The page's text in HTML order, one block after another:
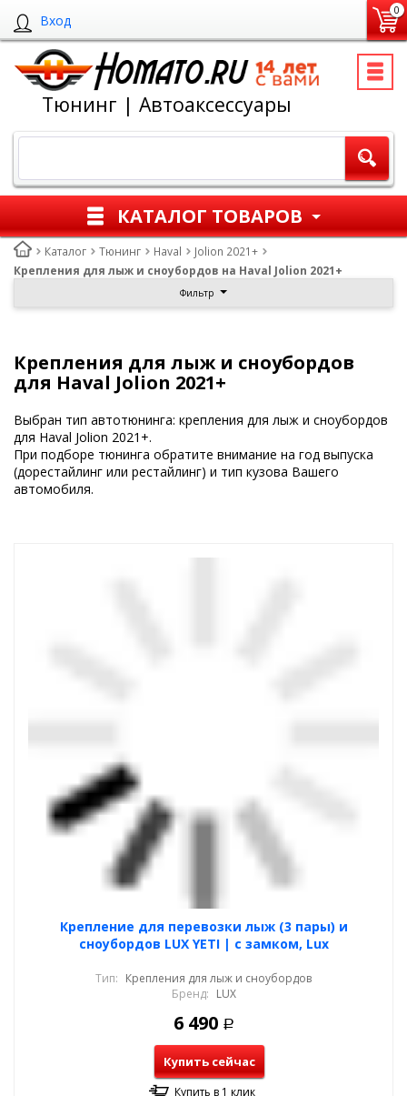
Вход
0
Тюнинг | Автоаксессуары
КАТАЛОГ ТОВАРОВ
Каталог Тюнинг Haval
Jolion 2021+
Крепления для лыж и сноубордов на Haval Jolion 2021+
Фильтр
Крепления для лыж и сноубордов
для Haval Jolion 2021+
Выбран тип автотюнинга: крепления для лыж и сноубордов
для Haval Jolion 2021+.
При подборе тюнинга обратите внимание на год выпуска
(дорестайлинг или рестайлинг) и тип кузова Вашего
автомобиля.
Крепление для перевозки лыж (3 пары) и
сноубордов LUX YETI | с замком, Lux
Тип: Крепления для лыж и сноубордов
Бренд: LUX
6 490 Р
Купить сейчас
Купить в 1 клик